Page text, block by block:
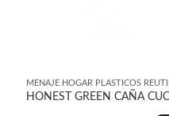
MENAJE HOGAR PLASTICOS
HONEST GREEN CAÑA